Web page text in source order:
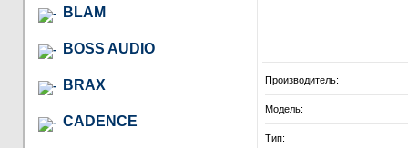
BLAM
BOSS AUDIO
BRAX
CADENCE
Производитель:
Модель:
Тип: